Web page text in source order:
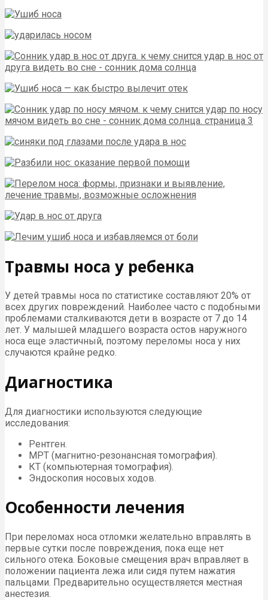
Травмы носа у ребенка
У детей травмы носа по статистике составляют 20% от
всех других повреждений. Наиболее часто с подобными
проблемами сталкиваются дети в возрасте от 7 до 14
лет. У малышей младшего возраста остов наружного
носа еще эластичный, поэтому переломы носа у них
случаются крайне редко.
Диагностика
Для диагностики используются следующие
исследования:
Рентген.
МРТ (магнитно-резонансная томография).
КТ (компьютерная томография).
Эндоскопия носовых ходов.
Особенности лечения
При переломах носа отломки желательно вправлять в
первые сутки после повреждения, пока еще нет
сильного отека. Боковые смещения врач вправляет в
положении пациента лежа или сидя путем нажатия
пальцами. Предварительно осуществляется местная
анестезия.